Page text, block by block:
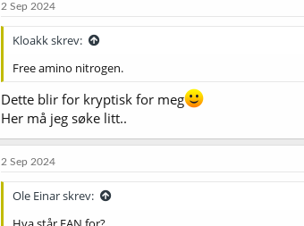
2 Sep 2024
Kloakk skrev:
Free amino nitrogen.
Dette blir for kryptisk for meg
Her må jeg søke litt..
2 Sep 2024
Ole Einar skrev: